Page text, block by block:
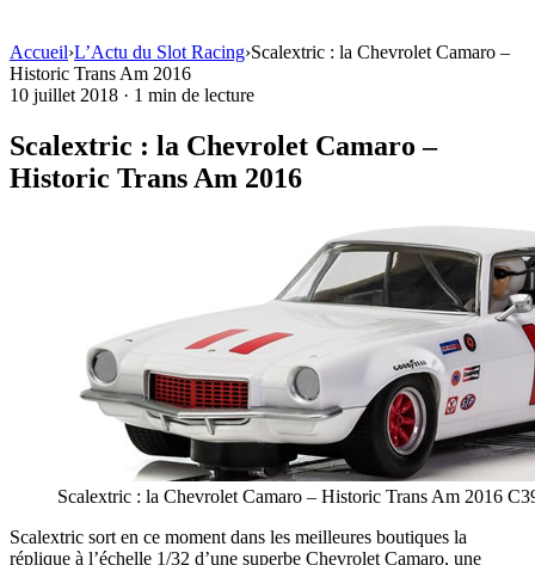
Accueil›L’Actu du Slot Racing›Scalextric : la Chevrolet Camaro –
Historic Trans Am 2016
10 juillet 2018 · 1 min de lecture
Scalextric : la Chevrolet Camaro –
Historic Trans Am 2016
Scalextric : la Chevrolet Camaro – Historic Trans Am 2016
Scalextric sort en ce moment dans les meilleures boutiques la
réplique à l’échelle 1/32 d’une superbe Chevrolet Camaro, une